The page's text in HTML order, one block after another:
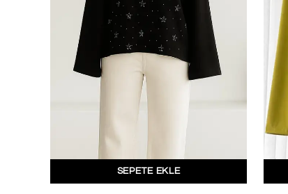
SEPETE EKLE